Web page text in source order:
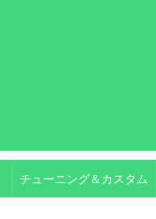
チューニング＆カスタム